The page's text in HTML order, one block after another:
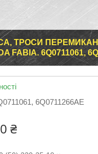
ТРОСИ
FABIA. 6Q0711061,
6Q0711266AE
₴